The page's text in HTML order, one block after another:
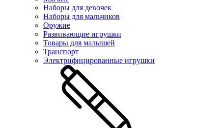
Наборы для девочек
Наборы для мальчиков
Оружие
Развивающие игрушки
Товары для малышей
Транспорт
Электрифицированные игрушки